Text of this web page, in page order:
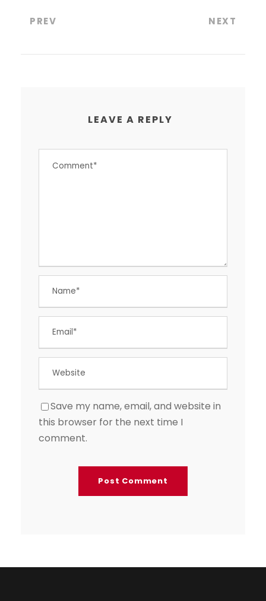
PREV NEXT
LEAVE A REPLY
Save my name, email, and website in
this browser for the next time I
comment.